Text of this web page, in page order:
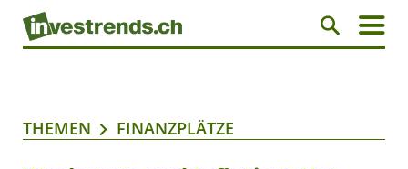
THEMEN FINANZPLÄTZE